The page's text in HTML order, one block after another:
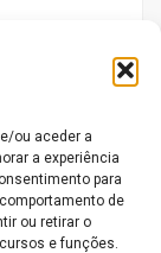
ou aceder a
a experiência
para
de
ou retirar o
e funções.
é
24H/dia ,